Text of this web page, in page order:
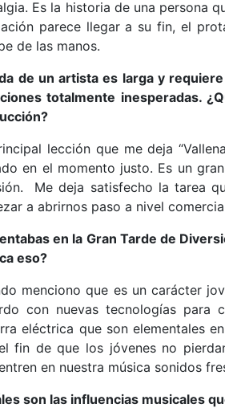
Es la historia de una persona
parece llegar a su fin, el
de las manos.
de un artista es larga y
totalmente inesperadas.
lección que me deja
en el momento justo. Es un
Me deja satisfecho la tarea
a abrirnos paso a nivel
en la Gran Tarde de
eso?
menciono que es un carácter
con nuevas tecnologías
eléctrica que son elementales
fin de que los jóvenes no
en nuestra música sonidos
son las influencias musicales